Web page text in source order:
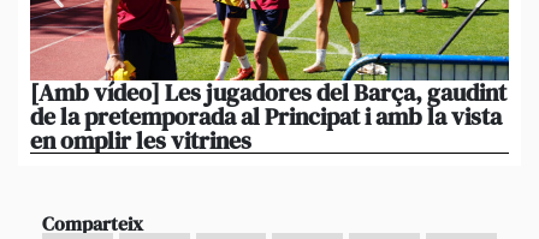
[Amb vídeo] Les jugadores del Barça, gaudint
de la pretemporada al Principat i amb la vista
en omplir les vitrines
Comparteix